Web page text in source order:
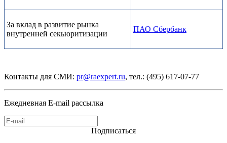
За вклад в развитие рынка
внутренней секьюритизации
ПАО Сбербанк
Контакты для СМИ: pr@raexpert.ru, тел.: (495) 617-07-77
Ежедневная E-mail рассылка
Подписаться